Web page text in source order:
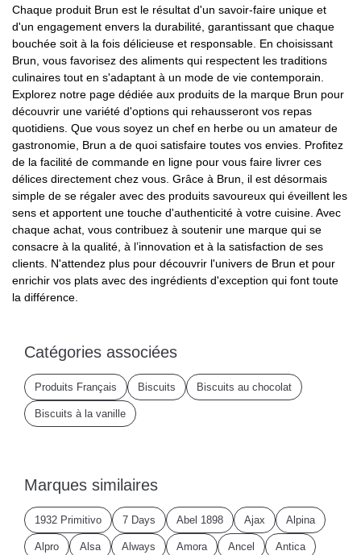
Chaque produit Brun est le résultat d'un savoir-faire unique et
d'un engagement envers la durabilité, garantissant que chaque
bouchée soit à la fois délicieuse et responsable. En choisissant
Brun, vous favorisez des aliments qui respectent les traditions
culinaires tout en s'adaptant à un mode de vie contemporain.
Explorez notre page dédiée aux produits de la marque Brun pour
découvrir une variété d'options qui rehausseront vos repas
quotidiens. Que vous soyez un chef en herbe ou un amateur de
gastronomie, Brun a de quoi satisfaire toutes vos envies. Profitez
de la facilité de commande en ligne pour vous faire livrer ces
délices directement chez vous. Grâce à Brun, il est désormais
simple de se régaler avec des produits savoureux qui éveillent les
sens et apportent une touche d'authenticité à votre cuisine. Avec
chaque achat, vous contribuez à soutenir une marque qui se
consacre à la qualité, à l’innovation et à la satisfaction de ses
clients. N'attendez plus pour découvrir l'univers de Brun et pour
enrichir vos plats avec des ingrédients d'exception qui font toute
la différence.
Catégories associées
Produits Français Biscuits Biscuits au chocolat
Biscuits à la vanille
Marques similaires
1932 Primitivo 7 Days Abel 1898 Ajax Alpina
Alpro Alsa Always Amora Ancel Antica